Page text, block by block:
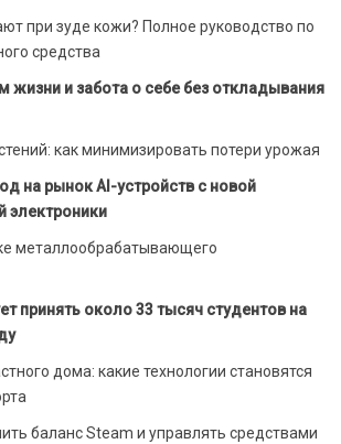
при зуде кожи? Полное руководство по
средства
жизни и забота о себе без откладывания
как минимизировать потери урожая
на рынок AI-устройств с новой
электроники
металлообрабатывающего
принять около 33 тысяч студентов на
дома: какие технологии становятся
баланс Steam и управлять средствами